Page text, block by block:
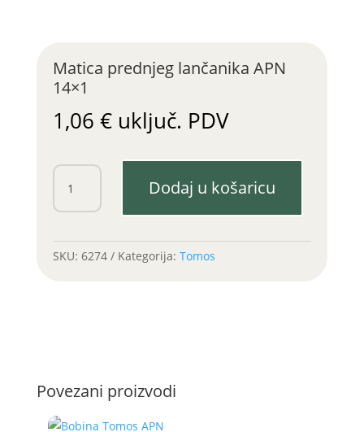
Matica prednjeg lančanika APN
14×1
1,06 € uključ. PDV
Matica
prednjeg
lančanika
Dodaj u košaricu
SKU: 6274 Kategorija: Tomos
Povezani proizvodi